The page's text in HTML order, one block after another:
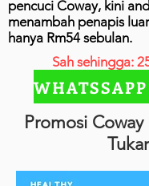
pencuci Coway, kini
menambah penapis
hanya Rm54 sebulan.
Sah sehingga:
Promosi
Tukar